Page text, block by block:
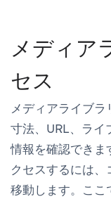
メディア
セス
メディアライブラ
寸法、URL、ライ
情報を確認できま
クセスするには、
移動します。ここ